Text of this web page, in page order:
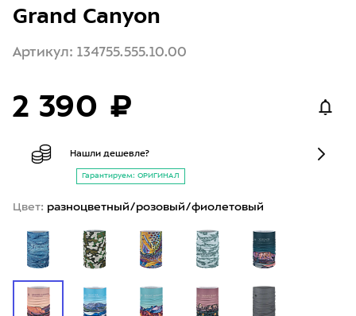
Grand Canyon
Артикул: 134755.555.10.00
2 390 ₽
Нашли дешевле?
Гарантируем: ОРИГИНАЛ
Цвет: разноцветный/розовый/фиолетовый